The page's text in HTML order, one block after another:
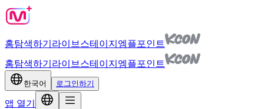
홈탐색하기 라이브 스테이지 엠플포인트
홈탐색하기 라이브 스테이지 엠플포인트
한국어 로그인하기
앱 열기